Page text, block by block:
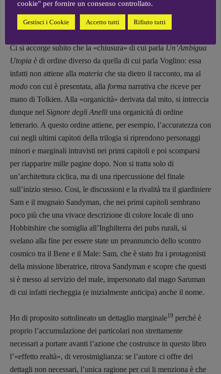
avvenimenti precedenti o seguenti quelli narrati partecipa di
questa chiusura, che diviene a volte ossessiva».’8
Ci si accorge subito che la «chiusura» di cui parla Un’Ambigua
Utopia è di ordine diverso da quella di cui parla Voglino: essa
infatti non attiene alla materia che sta dietro il racconto, ma al
modo con cui è presentata, alla forma narrativa che riceve per
mano di Tolkien. Alla «organicità» derivata dal mito, si intreccia
dunque nel Signore degli Anelli una organicità di ordine
letterario. A questo ordine attiene, per esempio, l’accuratezza con
cui negli ultimi capitoti della trilogia si riprendono personaggi
minori e marginali intravisti nei primi capitoli e poi scomparsi
per riapparire mille pagine dopo. Non si tratta solo di
un’architettura ciclica, ma di una ripercussione del finale
sull’inizio stesso. Cosi, le discussioni e la rivalità tra il giardiniere
Sam e il mugnaio Sandyman, che nei primi capitoli sembrano
poco più che una vivace descrizione di colore locale di uno
Hobbitshire che somiglia all’Inghilterra dei pubs rurali, si
svelano alla fine per essere state un preannuncio dello scontro
cosmico tra il Bene e il Male: Sam, che è stato fra i protagonisti
della missione liberatrice, ritrova Sandyman e scopre che questi
si è messo al servizio del male, impersonato dal mago Saruman
di cui infatti riecheggia (e inizialmente anticipa) anche il nome.
Ho di proposito sottolineato un dettaglio marginale19 perché è
proprio l’accumulazione dei particolari non strettamente
necessari a portare avanti l’azione che costruisce in questo libro
l’«effetto realtà», di verosimiglianza: se l’autore ci offre dei
dettagli non necessari, l’unica ragione per cui li menziona è che
cookie" per fornire un consenso controllato.
Gestisci i Cookie Accetto tutti Rifiuto tutti